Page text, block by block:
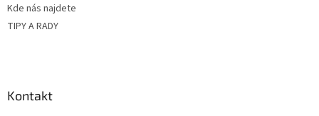
Kde nás najdete
TIPY A RADY
Kontakt